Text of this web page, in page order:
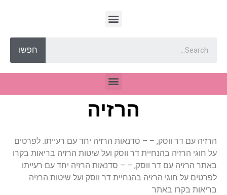
חפשו
הרזיה
הרזיה עם דר ווסק, – – סדנאות הרזיה יחד עם רעייתו. לפרטים
על חוגי הרזיה בהנחיית דר ווסק ועל שיטות הרזיה בריאות בקרו
באתר הרזיה עם דר ווסק, – – סדנאות הרזיה יחד עם רעייתו.
לפרטים על חוגי הרזיה בהנחיית דר ווסק ועל שיטות הרזיה
בריאות בקרו באתר